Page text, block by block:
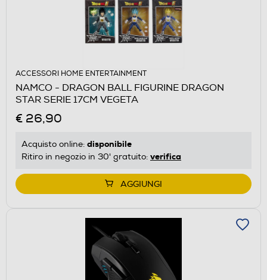
ACCESSORI HOME ENTERTAINMENT
NAMCO - DRAGON BALL FIGURINE DRAGON
STAR SERIE 17CM VEGETA
€ 26,90
Acquisto online: disponibile
Ritiro in negozio in 30' gratuito: verifica
AGGIUNGI